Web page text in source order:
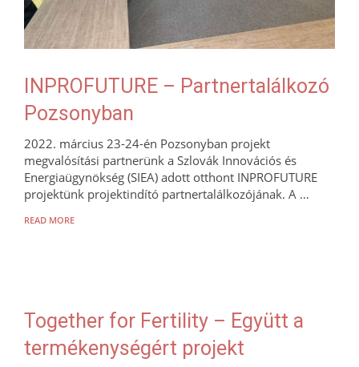
INPROFUTURE – Partnertalálkozó
Pozsonyban
2022. március 23-24-én Pozsonyban projekt
megvalósítási partnerünk a Szlovák Innovációs és
Energiaügynökség (SIEA) adott otthont INPROFUTURE
projektünk projektindító partnertalálkozójának. A …
READ MORE
Together for Fertility – Együtt a
termékenységért projekt